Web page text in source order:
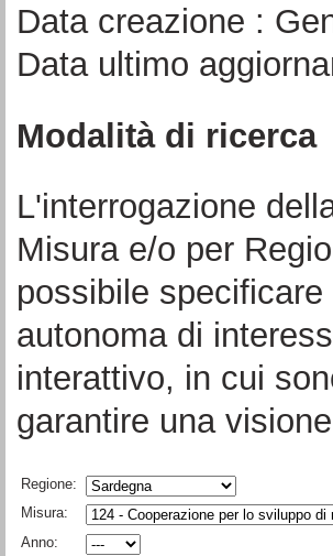
Data creazione :
Data ultimo
Modalità di ricerca
L'interrogazione
Misura e/o per
possibile
autonoma di
interattivo, in cui
garantire una
Regione:
Misura:
Anno: